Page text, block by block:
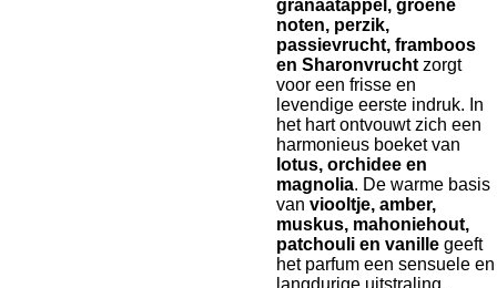
granaatappel, groene
noten, perzik,
passievrucht, framboos
en Sharonvrucht zorgt
voor een frisse en
levendige eerste indruk. In
het hart ontvouwt zich een
harmonieus boeket van
lotus, orchidee en
magnolia. De warme basis
van viooltje, amber,
muskus, mahoniehout,
patchouli en vanille geeft
het parfum een sensuele en